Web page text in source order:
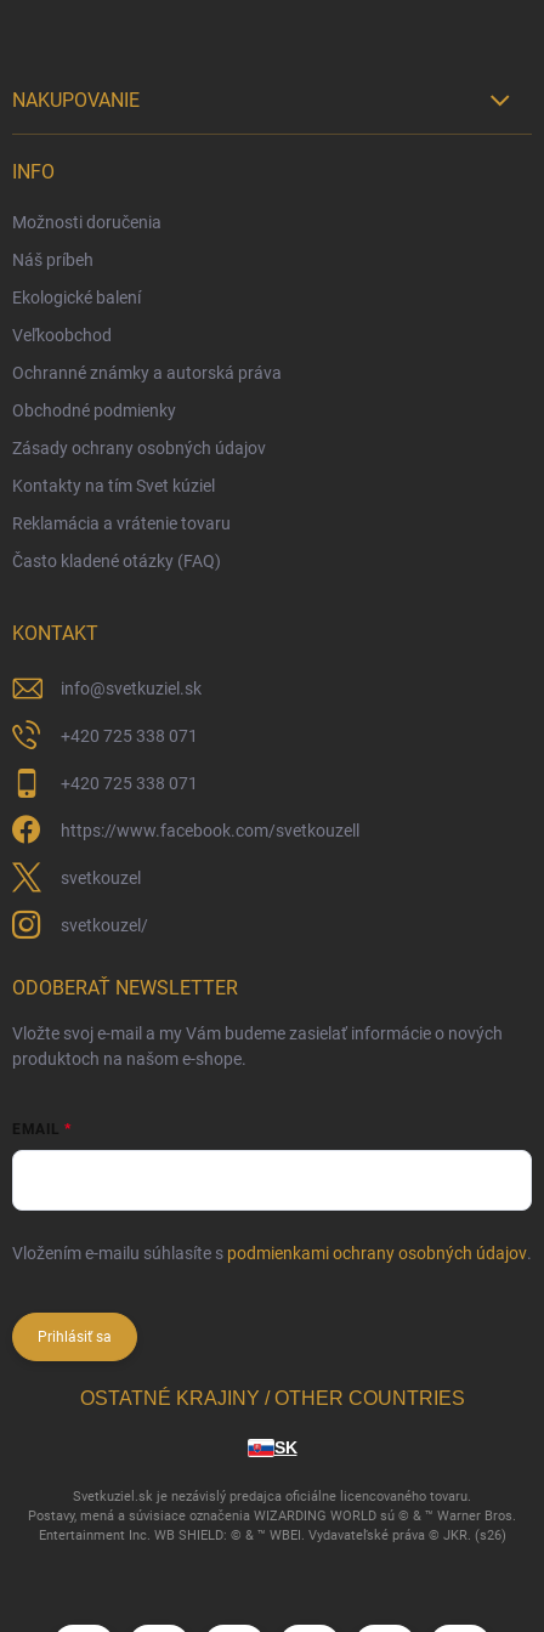
NAKUPOVANIE 
Darčekový radca 🎁
Moja objednávka
Reklamácia a vrátenie tovaru
Vernostný program
Veľkoobchod
Ekologické balenie objednávok
Obchodné podmienky
Zásady ochrany osobných údajov
INFO
Možnosti doručenia
Náš príbeh
Ekologické balení
Veľkoobchod
Ochranné známky a autorská práva
Obchodné podmienky
Zásady ochrany osobných údajov
Kontakty na tím Svet kúziel
Reklamácia a vrátenie tovaru
Často kladené otázky (FAQ)
KONTAKT
info@svetkuziel.sk
+420 725 338 071
+420 725 338 071
https://www.facebook.com/svetkouzell
svetkouzel
svetkouzel/
ODOBERAŤ NEWSLETTER
Vložte svoj e-mail a my Vám budeme zasielať informácie o nových
produktoch na našom e-shope.
EMAIL
Vložením e-mailu súhlasíte s podmienkami ochrany osobných údajov.
Prihlásiť sa
OSTATNÉ KRAJINY / OTHER COUNTRIES
SK
Svetkuziel.sk je nezávislý predajca oficiálne licencovaného tovaru.
Postavy, mená a súvisiace označenia WIZARDING WORLD sú © & ™ Warner Bros.
Entertainment Inc. WB SHIELD: © & ™ WBEI. Vydavateľské práva © JKR. (s26)